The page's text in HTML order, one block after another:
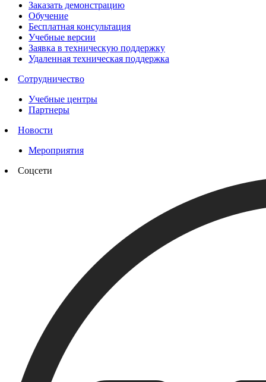
Заказать демонстрацию
Обучение
Бесплатная консультация
Учебные версии
Заявка в техническую поддержку
Удаленная техническая поддержка
Сотрудничество
Учебные центры
Партнеры
Новости
Мероприятия
Соцсети